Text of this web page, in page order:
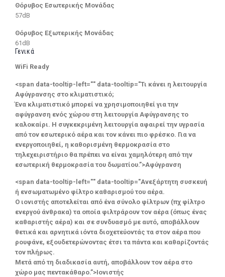
Θόρυβος Εσωτερικής Μονάδας
57dB
Θόρυβος Εξωτερικής Μονάδας
61dB
Γενικά
WiFi Ready
<span data-tooltip-left="" data-tooltip="Τι κάνει η λειτουργία
Αφύγρανσης στο κλιματιστικό;
Ένα κλιματιστικό μπορεί να χρησιμοποιηθεί για την
αφύγρανση ενός χώρου στη λειτουργία Αφύγρανσης το
καλοκαίρι. Η συγκεκριμένη λειτουργία αφαιρεί την υγρασία
από τον εσωτερικό αέρα και τον κάνει πιο φρέσκο. Για να
ενεργοποιηθεί, η καθορισμένη θερμοκρασία στο
τηλεχειριστήριο θα πρέπει να είναι χαμηλότερη από την
εσωτερική θερμοκρασία του δωματίου.”>Αφύγρανση
<span data-tooltip-left="" data-tooltip="Ανεξάρτητη συσκευή
ή ενσωματωμένο φίλτρο καθαρισμού του αέρα.
Ο ιονιστής αποτελείται από ένα σύνολο φίλτρων (πχ φίλτρο
ενεργού άνθρακα) τα οποία φιλτράρουν τον αέρα (όπως ένας
καθαριστής αέρα) και σε συνδυασμό με αυτό, αποβάλλουν
θετικά και αρνητικά ιόντα διοχετεύοντάς τα στον αέρα που
ρουφάνε, εξουδετερώνοντας έτσι τα πάντα και καθαρίζοντάς
τον πλήρως.
Μετά από τη διαδικασία αυτή, αποβάλλουν τον αέρα στο
χώρο μας πεντακάθαρο.”>Ιονιστής